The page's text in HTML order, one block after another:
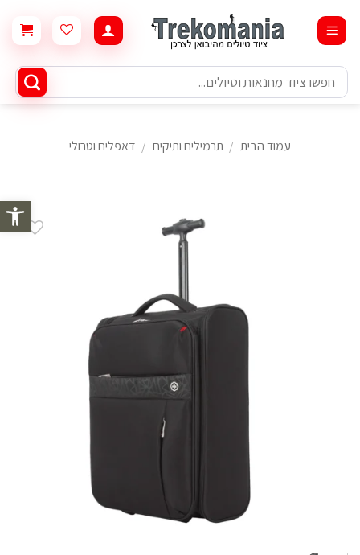
פתח
content
חיפוש
עבור:
עמוד הבית / תרמילים ותיקים / דאפלים וטרולי